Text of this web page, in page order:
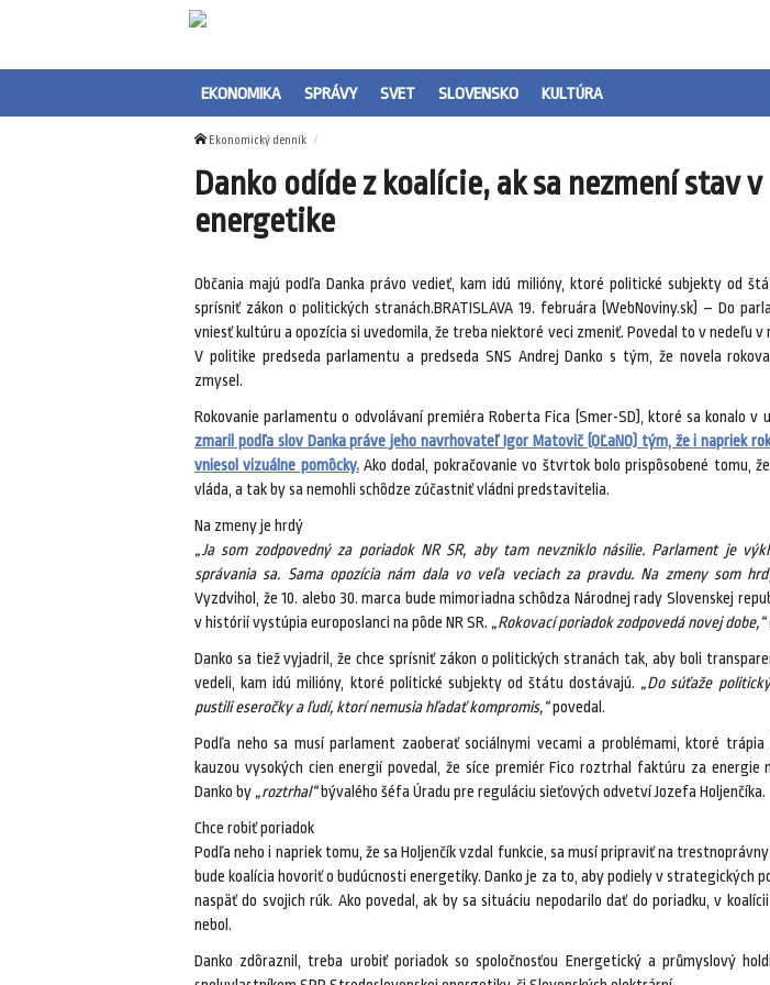
EKONOMIKA SPRÁVY SVET SLOVENSKO KULTÚRA
Ekonomický denník
Danko odíde z koalície, ak sa nezmení stav v
energetike
Občania majú podľa Danka právo vedieť, kam idú milióny, ktoré politické subjekty od
sprísniť zákon o politických stranách.BRATISLAVA 19. februára (WebNoviny.sk) – Do
vniesť kultúru a opozícia si uvedomila, že treba niektoré veci zmeniť. Povedal to v nedeľu v
V politike predseda parlamentu a predseda SNS Andrej Danko s tým, že novela
zmysel.
Rokovanie parlamentu o odvolávaní premiéra Roberta Fica (Smer-SD), ktoré sa konalo v
zmaril podľa slov Danka práve jeho navrhovateľ Igor Matovič (OĽaNO) tým, že i napriek
vniesol vizuálne pomôcky.Ako dodal, pokračovanie vo štvrtok bolo prispôsobené tomu,
vláda, a tak by sa nemohli schôdze zúčastniť vládni predstavitelia.
Na zmeny je hrdý
„Ja som zodpovedný za poriadok NR SR, aby tam nevzniklo násilie. Parlament je
správania sa. Sama opozícia nám dala vo veľa veciach za pravdu. Na zmeny som
Vyzdvihol, že 10. alebo 30. marca bude mimoriadna schôdza Národnej rady Slovenskej
v histórií vystúpia europoslanci na pôde NR SR. „Rokovací poriadok zodpovedá novej dobe,“
Danko sa tiež vyjadril, že chce sprísniť zákon o politických stranách tak, aby boli
vedeli, kam idú milióny, ktoré politické subjekty od štátu dostávajú. „Do súťaže
pustili eseročky a ľudí, ktorí nemusia hľadať kompromis,“povedal.
Podľa neho sa musí parlament zaoberať sociálnymi vecami a problémami, ktoré
kauzou vysokých cien energií povedal, že síce premiér Fico roztrhal faktúru za energie
Danko by „roztrhal“bývalého šéfa Úradu pre reguláciu sieťových odvetví Jozefa Holjenčíka.
Chce robiť poriadok
Podľa neho i napriek tomu, že sa Holjenčík vzdal funkcie, sa musí pripraviť na
bude koalícia hovoriť o budúcnosti energetiky. Danko je za to, aby podiely v strategických
naspäť do svojich rúk. Ako povedal, ak by sa situáciu nepodarilo dať do poriadku, v
nebol.
Danko zdôraznil, treba urobiť poriadok so spoločnosťou Energetický a průmyslový